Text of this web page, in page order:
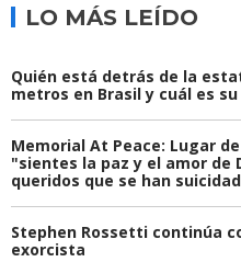
LO MÁS LEÍDO
Quién está detrás de la
metros en Brasil y cuál es
Memorial At Peace: Lugar
"sientes la paz y el amor de
queridos que se han
Stephen Rossetti continúa
exorcista